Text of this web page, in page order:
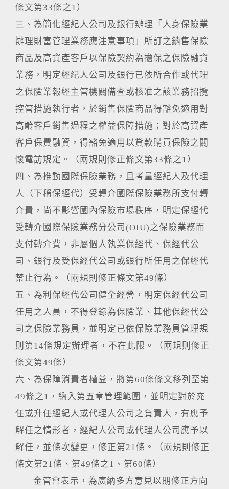
條文第33條之1）
三、為簡化經紀人公司及銀行辦理「人身保險業
辦理財富管理業務應注意事項」所訂之銷售保險
商品及高資產客戶以保險契約為擔保之保險融資
業務，明定經紀人公司及銀行已依所合作或代理
之保險業報經主管機關備查或核准之該業務招攬
控管措施執行者，於銷售保險商品得豁免適用對
高齡客戶銷售過程之權益保障措施；對於高資產
客戶保費融資，得豁免適用以貸款購買保險之關
懷電訪規定。（兩規則修正條文第33條之1）
四、為推動國際保險業務，且考量經紀人及代理
人（下稱保經代）受轉介國際保險業務所支付轉
介費，尚不影響國內保險市場秩序，明定保經代
受轉介國際保險業務分公司(OIU)之保險業務而
支付轉介費，非屬個人執業保經代、保經代公
司、銀行及受保經代公司或銀行所任用之保經代
禁止行為。（兩規則修正條文第49條）
五、為利保經代公司健全經營，明定保經代公司
任用之人員，不得登錄為保險業、其他保經代公
司之保險業務員，並明定已依保險業務員管理規
則第14條規定辦理者，不在此限。（兩規則修正
條文第49條）
六、為保障消費者權益，將第60條條文移列至第
49條之1，納入第五章管理範圍，並明定對於充
任或升任經紀人或代理人公司之負責人，有應予
解任之情形者，經紀人公司或代理人公司應予以
解任，並條次變更，修正第21條。（兩規則修正
條文第21條、第49條之1、第60條）
金管會表示，為廣納多方意見以期修正方向